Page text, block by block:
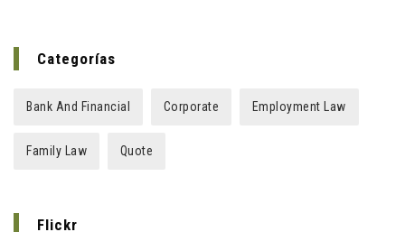
Categorías
Bank And Financial Corporate Employment Law
Family Law Quote
Flickr